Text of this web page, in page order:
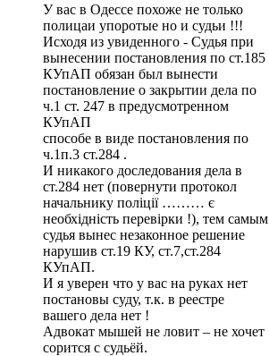
У вас в Одессе похоже не только
полицаи упоротые но и судьи !!!
Исходя из увиденного - Судья при
вынесении постановления по ст.185
КУпАП обязан был вынести
постановление о закрытии дела по
ч.1 ст. 247 в предусмотренном
КУпАП
способе в виде постановления по
ч.1п.3 ст.284 .
И никакого доследования дела в
ст.284 нет (повернути протокол
начальнику поліції ……… є
необхідність перевірки !), тем самым
судья вынес незаконное решение
нарушив ст.19 КУ, ст.7,ст.284
КУпАП.
И я уверен что у вас на руках нет
постановы суду, т.к. в реестре
вашего дела нет !
Адвокат мышей не ловит – не хочет
сорится с судьёй.